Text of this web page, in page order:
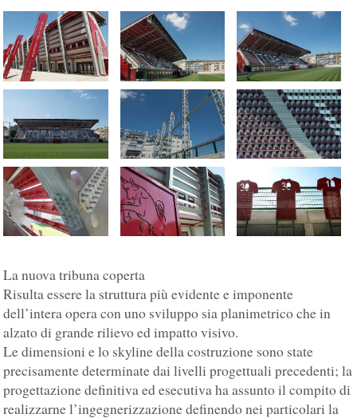
La nuova tribuna coperta
Risulta essere la struttura più evidente e imponente
dell’intera opera con uno sviluppo sia planimetrico che in
alzato di grande rilievo ed impatto visivo.
Le dimensioni e lo skyline della costruzione sono state
precisamente determinate dai livelli progettuali precedenti; la
progettazione definitiva ed esecutiva ha assunto il compito di
realizzarne l’ingegnerizzazione definendo nei particolari la